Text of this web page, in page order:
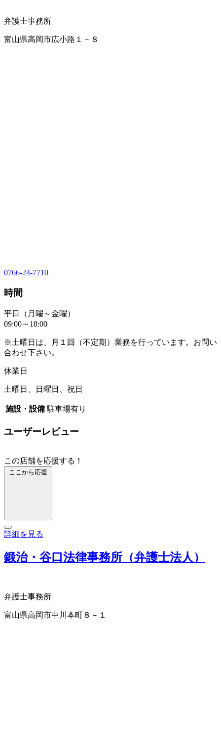
弁護士事務所
富山県高岡市広小路１－８
0766-24-7710
時間
平日（月曜～金曜）
09:00～18:00
※土曜日は、月１回（不定期）業務を行っています。お問い
合わせ下さい。
休業日
土曜日、日曜日、祝日
施設・設備 駐車場有り
ユーザーレビュー
この店舗を応援する！
ここから応援
詳細を見る
鍛治・谷口法律事務所（弁護士法人）
弁護士事務所
富山県高岡市中川本町８－１